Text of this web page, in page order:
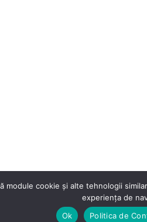
module cookie și alte tehnologii
experienţa de
Ok
Politica de